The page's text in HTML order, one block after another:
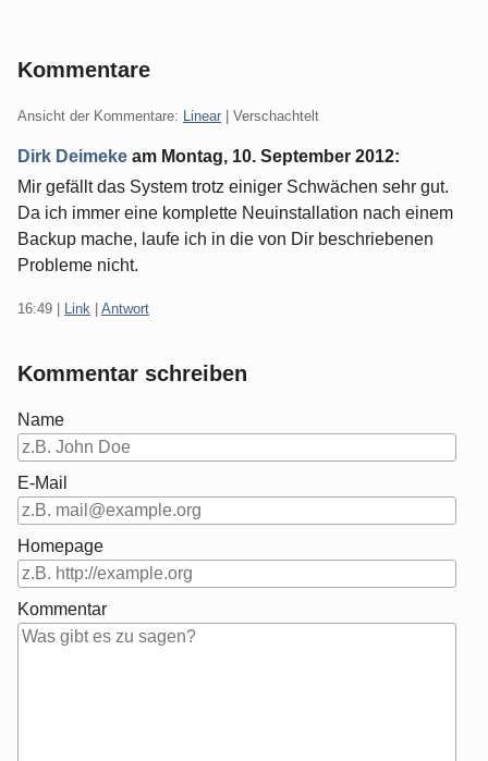
Kommentare
Ansicht der Kommentare: Linear | Verschachtelt
Dirk Deimeke am Montag, 10. September 2012:
Mir gefällt das System trotz einiger Schwächen sehr gut.
Da ich immer eine komplette Neuinstallation nach einem
Backup mache, laufe ich in die von Dir beschriebenen
Probleme nicht.
16:49 | Link | Antwort
Kommentar schreiben
Name
E-Mail
Homepage
Kommentar